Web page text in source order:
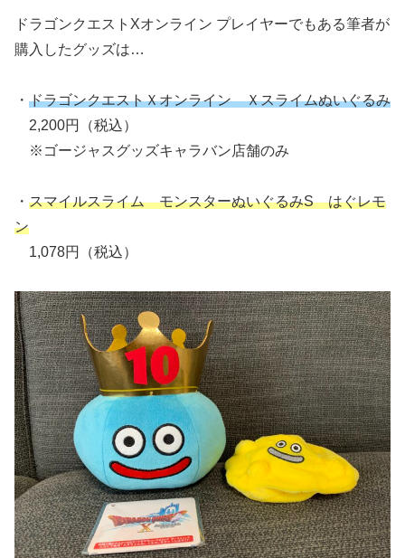
ドラゴンクエストXオンライン プレイヤーでもある筆者が
購入したグッズは…
・ ドラゴンクエストＸオンライン Ｘスライムぬいぐるみ
2,200円（税込）
※ゴージャスグッズキャラバン店舗のみ
・ スマイルスライム モンスターぬいぐるみS はぐレモ
ン
1,078円（税込）